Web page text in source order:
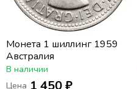
Монета 1 шиллинг 1959
Австралия
В наличии
Цена 1 450 ₽